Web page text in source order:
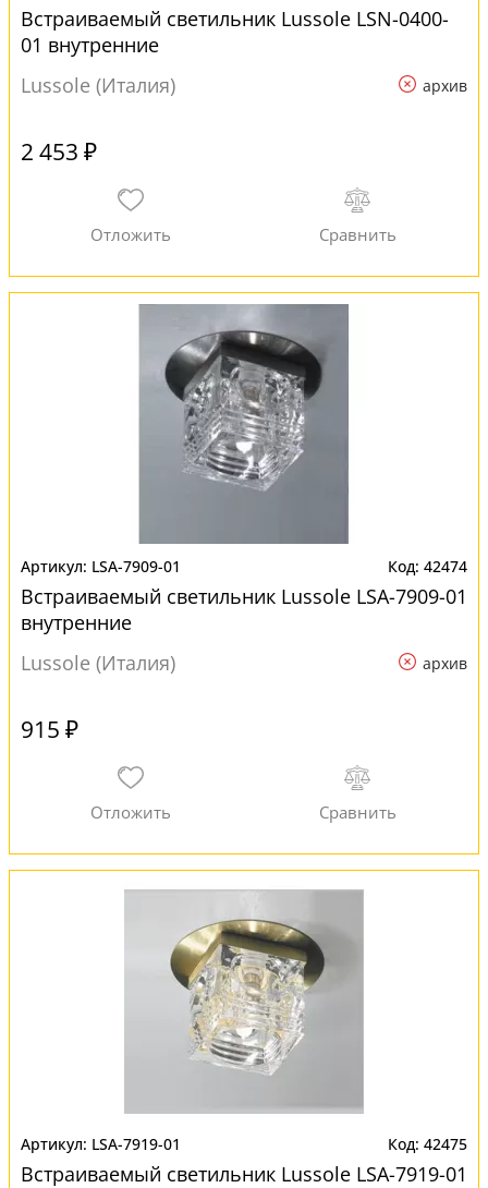
Встраиваемый светильник Lussole LSN-0400-
01 внутренние
Lussole (Италия)
архив
2 453 ₽
LSA-7909-01 42474
Встраиваемый светильник Lussole LSA-7909-01
внутренние
Lussole (Италия)
архив
915 ₽
LSA-7919-01 42475
Встраиваемый светильник Lussole LSA-7919-01